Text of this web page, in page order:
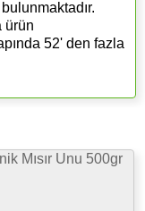
ürün
52' den fazla
Mısır Unu 500gr